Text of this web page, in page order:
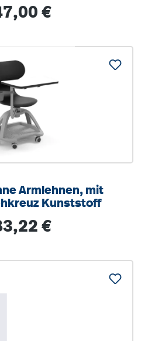
Preis:
€
Armlehnen, mit
Kunststoff
Preis:
€